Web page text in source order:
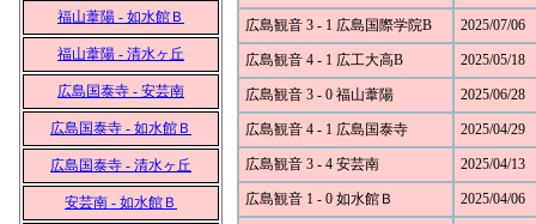
福山葦陽 - 如水館Ｂ
福山葦陽 - 清水ヶ丘
広島国泰寺 - 安芸南
広島国泰寺 - 如水館Ｂ
広島国泰寺 - 清水ヶ丘
安芸南 - 如水館Ｂ
広島観音 3 - 1 広島国際学院B 2025/07/06
広島観音 4 - 1 広工大高B 2025/05/18
広島観音 3 - 0 福山葦陽 2025/06/28
広島観音 4 - 1 広島国泰寺 2025/04/29
広島観音 3 - 4 安芸南 2025/04/13
広島観音 1 - 0 如水館Ｂ 2025/04/06